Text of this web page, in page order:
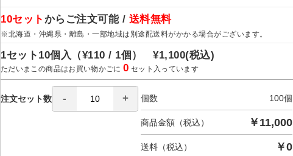
10セット からご注文可能 / 送料無料
※北海道・沖縄県・離島・一部地域は別途配送料がかかる場合がございます。
1セット10個入（¥110 / 1個）¥1,100(税込)
ただいまこの商品はお買い物かごに0 セット入っています
注文セット数 個数 100個
商品金額（税込） ￥ 11,000
送料（税込） ￥0